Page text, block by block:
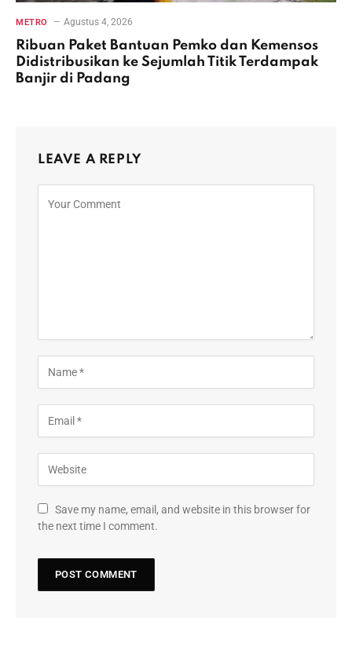
METRO Agustus 4, 2026
Ribuan Paket Bantuan Pemko dan Kemensos
Didistribusikan ke Sejumlah Titik Terdampak
Banjir di Padang
LEAVE A REPLY
Save my name, email, and website in this browser for
the next time I comment.